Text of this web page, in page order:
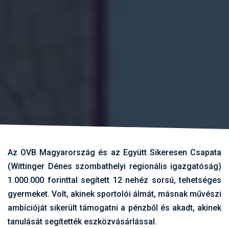
Az OVB Magyarország és az Együtt Sikeresen Csapata
(Wittinger Dénes szombathelyi regionális igazgatóság)
1.000.000 forinttal segített 12 nehéz sorsú, tehetséges
gyermeket. Volt, akinek sportolói álmát, másnak művészi
ambícióját sikerült támogatni a pénzből és akadt, akinek
tanulását segítették eszközvásárlással.